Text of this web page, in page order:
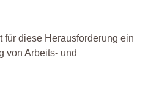
für diese Herausforderung ein
von Arbeits- und